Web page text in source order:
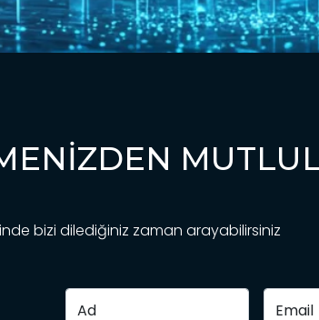
bizi dilediğiniz zaman arayabilirsiniz
Ad Email